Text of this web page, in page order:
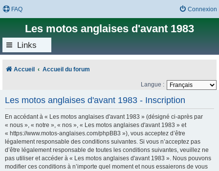
FAQ Connexion
Les motos anglaises d'avant 1983
Links
Accueil Accueil du forum
Langue :
Les motos anglaises d'avant 1983 - Inscription
En accédant à « Les motos anglaises d'avant 1983 » (désigné ci-après par
« nous », « notre », « nos », « Les motos anglaises d'avant 1983 » et
« https://www.motos-anglaises.com/phpBB3 »), vous acceptez d’être
légalement responsable des conditions suivantes. Si vous n’acceptez pas
d’être légalement responsable de toutes les conditions suivantes, veuillez ne
pas utiliser et accéder à « Les motos anglaises d'avant 1983 ». Nous pouvons
modifier ces conditions à n’importe quel moment et nous essaierons de vous